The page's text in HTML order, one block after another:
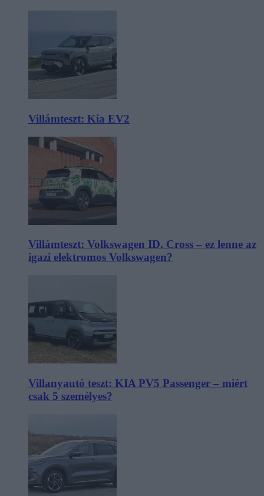
Villámteszt: Kia EV2
Villámteszt: Volkswagen ID. Cross – ez lenne az
igazi elektromos Volkswagen?
Villanyautó teszt: KIA PV5 Passenger – miért
csak 5 személyes?